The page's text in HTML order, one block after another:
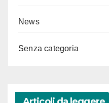
News
Senza categoria